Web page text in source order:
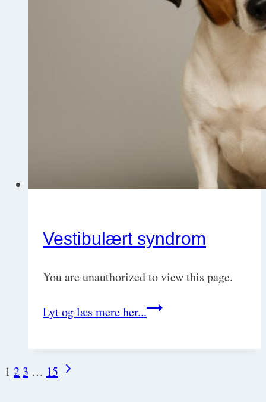
Vestibulært syndrom
You are unauthorized to view this page.
Lyt og læs mere her...Vestibulært
Page
1 2 3 … 15 Next